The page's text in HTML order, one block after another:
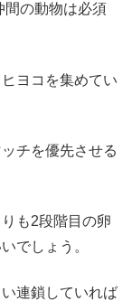
間の動物は必須
ヨコを集めてい
チを優先させる
も2段階目の卵
でしょう。
連鎖していれば